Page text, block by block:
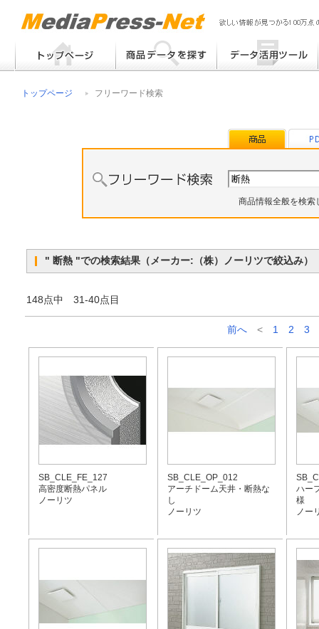
メーカー別検索
トップページ フリーワード検索
商品情報全般を検索
" 断熱 "での検索結果（メーカー:（株）ノーリツで絞込み
148点中 31-40点目
前へ < 1 2 3
SB_CLE_FE_127
高密度断熱パネル
ノーリツ
SB_CLE_OP_012
アーチドーム天井・断熱な
し
ノーリツ
ハー
様
ノー